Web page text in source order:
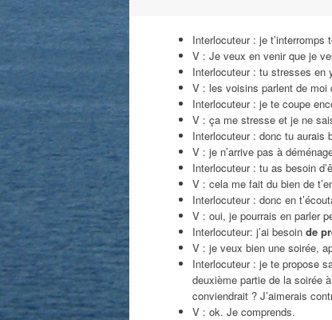
Interlocuteur : je
V : Je veux en venir que je
Interlocuteur : tu stresses en
V : les voisins parlent de
Interlocuteur : je te coupe
V : ça me stresse et je ne
Interlocuteur : donc tu
V : je n’arrive pas à
Interlocuteur : tu as besoin
V : cela me fait du bien de
Interlocuteur : donc en
V : oui, je pourrais en parler
Interlocuteur: j’ai besoin de
V : je veux bien une soirée,
Interlocuteur : je te propose
deuxième partie de la soirée
conviendrait ? J’aimerais
V : ok. Je comprends.